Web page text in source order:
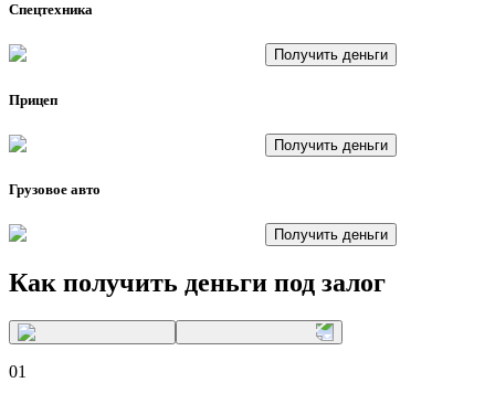
Спецтехника
Получить деньги
Прицеп
Получить деньги
Грузовое авто
Получить деньги
Как получить деньги под залог
01